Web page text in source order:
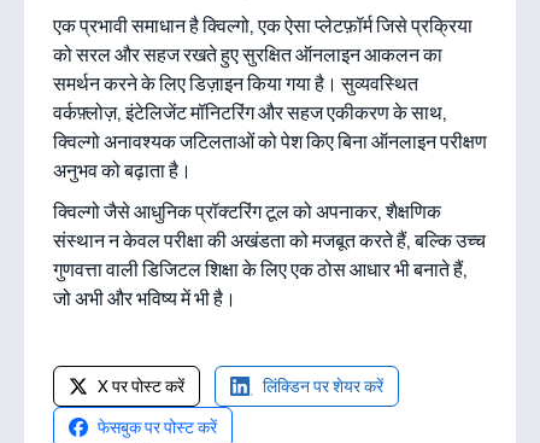
एक प्रभावी समाधान है क्विल्गो, एक ऐसा प्लेटफ़ॉर्म जिसे प्रक्रिया
को सरल और सहज रखते हुए सुरक्षित ऑनलाइन आकलन का
समर्थन करने के लिए डिज़ाइन किया गया है। सुव्यवस्थित
वर्कफ़्लोज़, इंटेलिजेंट मॉनिटरिंग और सहज एकीकरण के साथ,
क्विल्गो अनावश्यक जटिलताओं को पेश किए बिना ऑनलाइन परीक्षण
अनुभव को बढ़ाता है।
क्विल्गो जैसे आधुनिक प्रॉक्टरिंग टूल को अपनाकर, शैक्षणिक
संस्थान न केवल परीक्षा की अखंडता को मजबूत करते हैं, बल्कि उच्च
गुणवत्ता वाली डिजिटल शिक्षा के लिए एक ठोस आधार भी बनाते हैं,
जो अभी और भविष्य में भी है।
X पर पोस्ट करें
लिंक्डिन पर शेयर करें
फेसबुक पर पोस्ट करें